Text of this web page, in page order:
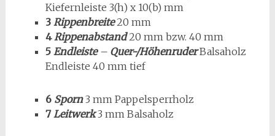
Kiefernleiste 3(h) x 10(b) mm
3 Rippenbreite20 mm
4 Rippenabstand20 mm bzw. 40 mm
5 Endleiste– Quer-/HöhenruderBalsaholz
Endleiste 40 mm tief
6 Sporn3 mm Pappelsperrholz
7 Leitwerk3 mm Balsaholz